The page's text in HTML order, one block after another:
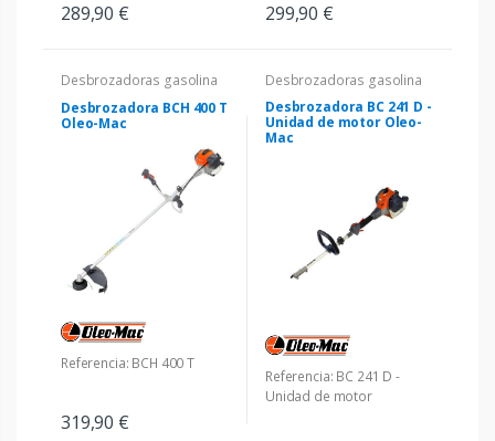
289,90 € 299,90 €
Desbrozadoras gasolina
Desbrozadora BCH 400 T
Oleo-Mac
Referencia: BCH 400 T
319,90 €
Desbrozadoras gasolina
Desbrozadora BC 241 D -
Unidad de motor Oleo-
Mac
Referencia: BC 241 D -
Unidad de motor